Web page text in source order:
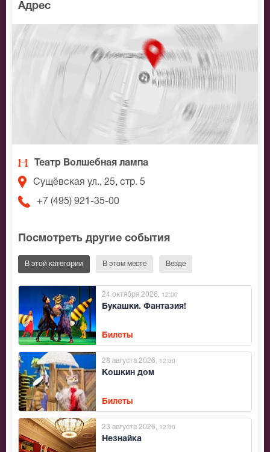
Адрес
Театр Волшебная лампа
Сущёвская ул., 25, стр. 5
+7 (495) 921-35-00
Посмотреть другие события
В этой категории В этом месте Везде
Букашки. Фантазия!
24 октября 2026 , 12:00
Билеты
Кошкин дом
28 августа 2026 , 12:30
Билеты
Незнайка
23 августа 2026 , 12:00